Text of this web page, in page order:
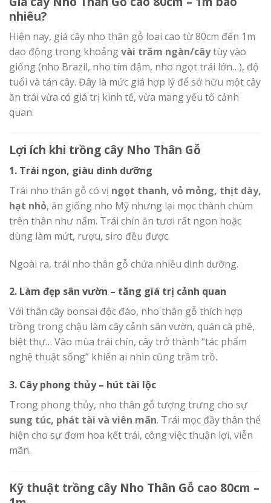
nhiêu?
Hiện nay, giá cây nho thân gỗ loại cao từ 80cm đến 1m
dao động trong khoảngvài trăm ngàn/câytùy vào
giống (nho Brazil, nho tím đậm, nho ngọt trái lớn…), độ
tuổi và tán cây. Đây là mức giá hợp lý để sở hữu một cây
ăn trái vừa có giá trị kinh tế, vừa mang yếu tố cảnh
quan.
Lợi ích khi trồng cây Nho Thân Gỗ
1. Trái ngon, giàu dinh dưỡng
Trái nho thân gỗ có vị ngọt thanh, vỏ mỏng, thịt dày,
hạt nhỏ, ăn giống nho Mỹ nhưng lại mọc thành chùm
trên thân như nấm. Trái chín ăn tươi rất ngon hoặc
dùng làm mứt, rượu, siro đều được.
Ngoài ra, trái nho thân gỗ chứa nhiều dinh dưỡng.
2. Làm đẹp sân vườn – tăng giá trị cảnh quan
Với thân cây bonsai độc đáo, nho thân gỗ thích hợp
trồng trong chậu làm cây cảnh sân vườn, quán cà phê,
biệt thự… Vào mùa trái chín, cây trở thành “tác phẩm
nghệ thuật sống” khiến ai nhìn cũng trầm trồ.
3. Cây phong thủy – hút tài lộc
Trong phong thủy, nho thân gỗ tượng trưng cho sự
sung túc, phát tài và viên mãn. Trái mọc đầy thân thể
hiện cho sự đơm hoa kết trái, công việc thuận lợi, viễn
mãn.
Kỹ thuật trồng cây Nho Thân Gỗ cao 80cm –